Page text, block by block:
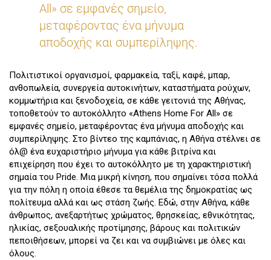
All» σε εμφανές σημείο,
μεταφέροντας ένα μήνυμα
αποδοχής και συμπερίληψης.
Πολιτιστικοί οργανισμοί, φαρμακεία, ταξί, καφέ, μπαρ,
ανθοπωλεία, συνεργεία αυτοκινήτων, καταστήματα ρούχων,
κομμωτήρια και ξενοδοχεία, σε κάθε γειτονιά της Αθήνας,
τοποθετούν το αυτοκόλλητο «Athens Home For All» σε
εμφανές σημείο, μεταφέροντας ένα μήνυμα αποδοχής και
συμπερίληψης. Στο βίντεο της καμπάνιας, η Αθήνα στέλνει σε
όλ@ ένα ευχαριστήριο μήνυμα για κάθε βιτρίνα και
επιχείρηση που έχει το αυτοκόλλητο με τη χαρακτηριστική
σημαία του Pride. Μια μικρή κίνηση, που σημαίνει τόσα πολλά
για την πόλη η οποία έθεσε τα θεμέλια της δημοκρατίας ως
πολίτευμα αλλά και ως στάση ζωής. Εδώ, στην Αθήνα, κάθε
άνθρωπος, ανεξαρτήτως χρώματος, θρησκείας, εθνικότητας,
ηλικίας, σεξουαλικής προτίμησης, βάρους και πολιτικών
πεποιθήσεων, μπορεί να ζει και να συμβιώνει με όλες και
όλους.